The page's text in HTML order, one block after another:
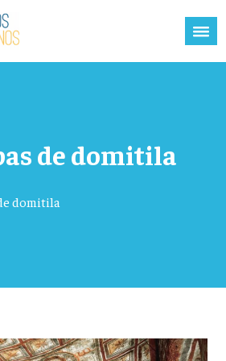
de domitila
domitila